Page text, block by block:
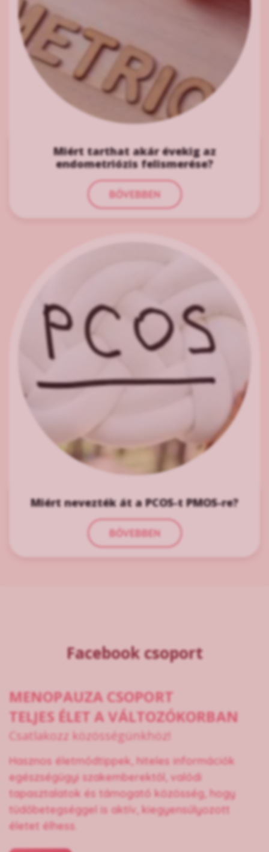
Miért tarthat akár évekig az
endometriózis felismerése?
BŐVEBBEN
Miért nevezték át a PCOS-t PMOS-re?
BŐVEBBEN
Facebook csoport
MENOPAUZA CSOPORT
TELJES ÉLET A VÁLTOZÓKORBAN
Csatlakozz közösségünkhöz!
Hasznos életmódtippek, hiteles információk
egészségügyi szakemberektől, valódi
tapasztalatok és támogató közösség, hogy
tüdőbetegséggel is aktív, kiegyensúlyozott
életet élhess.